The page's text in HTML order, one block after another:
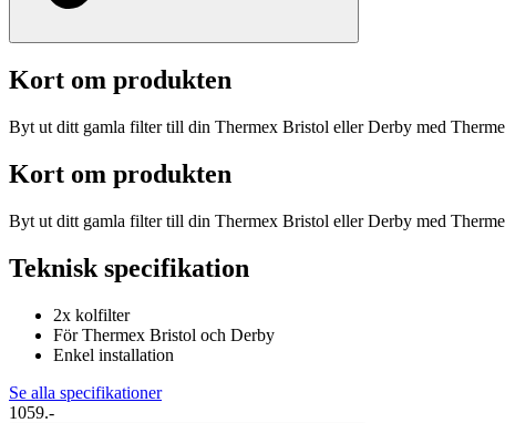
Kort om produkten
Byt ut ditt gamla filter till din Thermex Bristol eller Derby med
Kort om produkten
Byt ut ditt gamla filter till din Thermex Bristol eller Derby med
Teknisk specifikation
2x kolfilter
För Thermex Bristol och Derby
Enkel installation
Se alla specifikationer
1059.-